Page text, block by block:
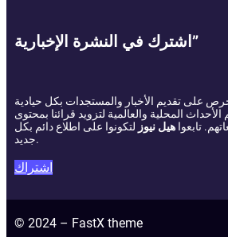
اشترك في النشرة الإخبارية”
على تقديم الأخبار والمستجدات بكل حيادية
المحلية والعالمية لتزويد قرائنا بمحتوى
تابعوا هيل نيوز لتكونوا على اطلاع دائم بكل
جديد.
اشتراك
© 2024 – FastX theme